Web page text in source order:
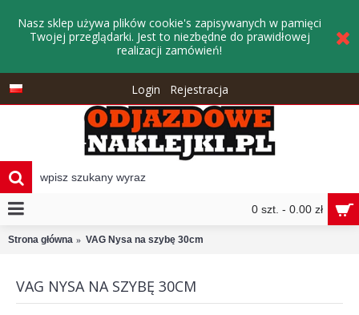
Nasz sklep używa plików cookie's zapisywanych w pamięci
Twojej przeglądarki. Jest to niezbędne do prawidłowej
realizacji zamówień!
Login Rejestracja
0 szt. - 0.00 zł
Strona główna VAG Nysa na szybę 30cm
VAG NYSA NA SZYBĘ 30CM